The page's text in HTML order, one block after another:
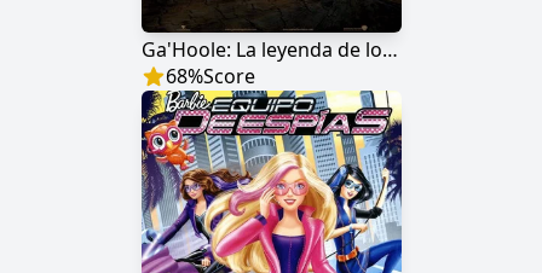
Ga'Hoole: La leyenda de los guardianes
68%Score